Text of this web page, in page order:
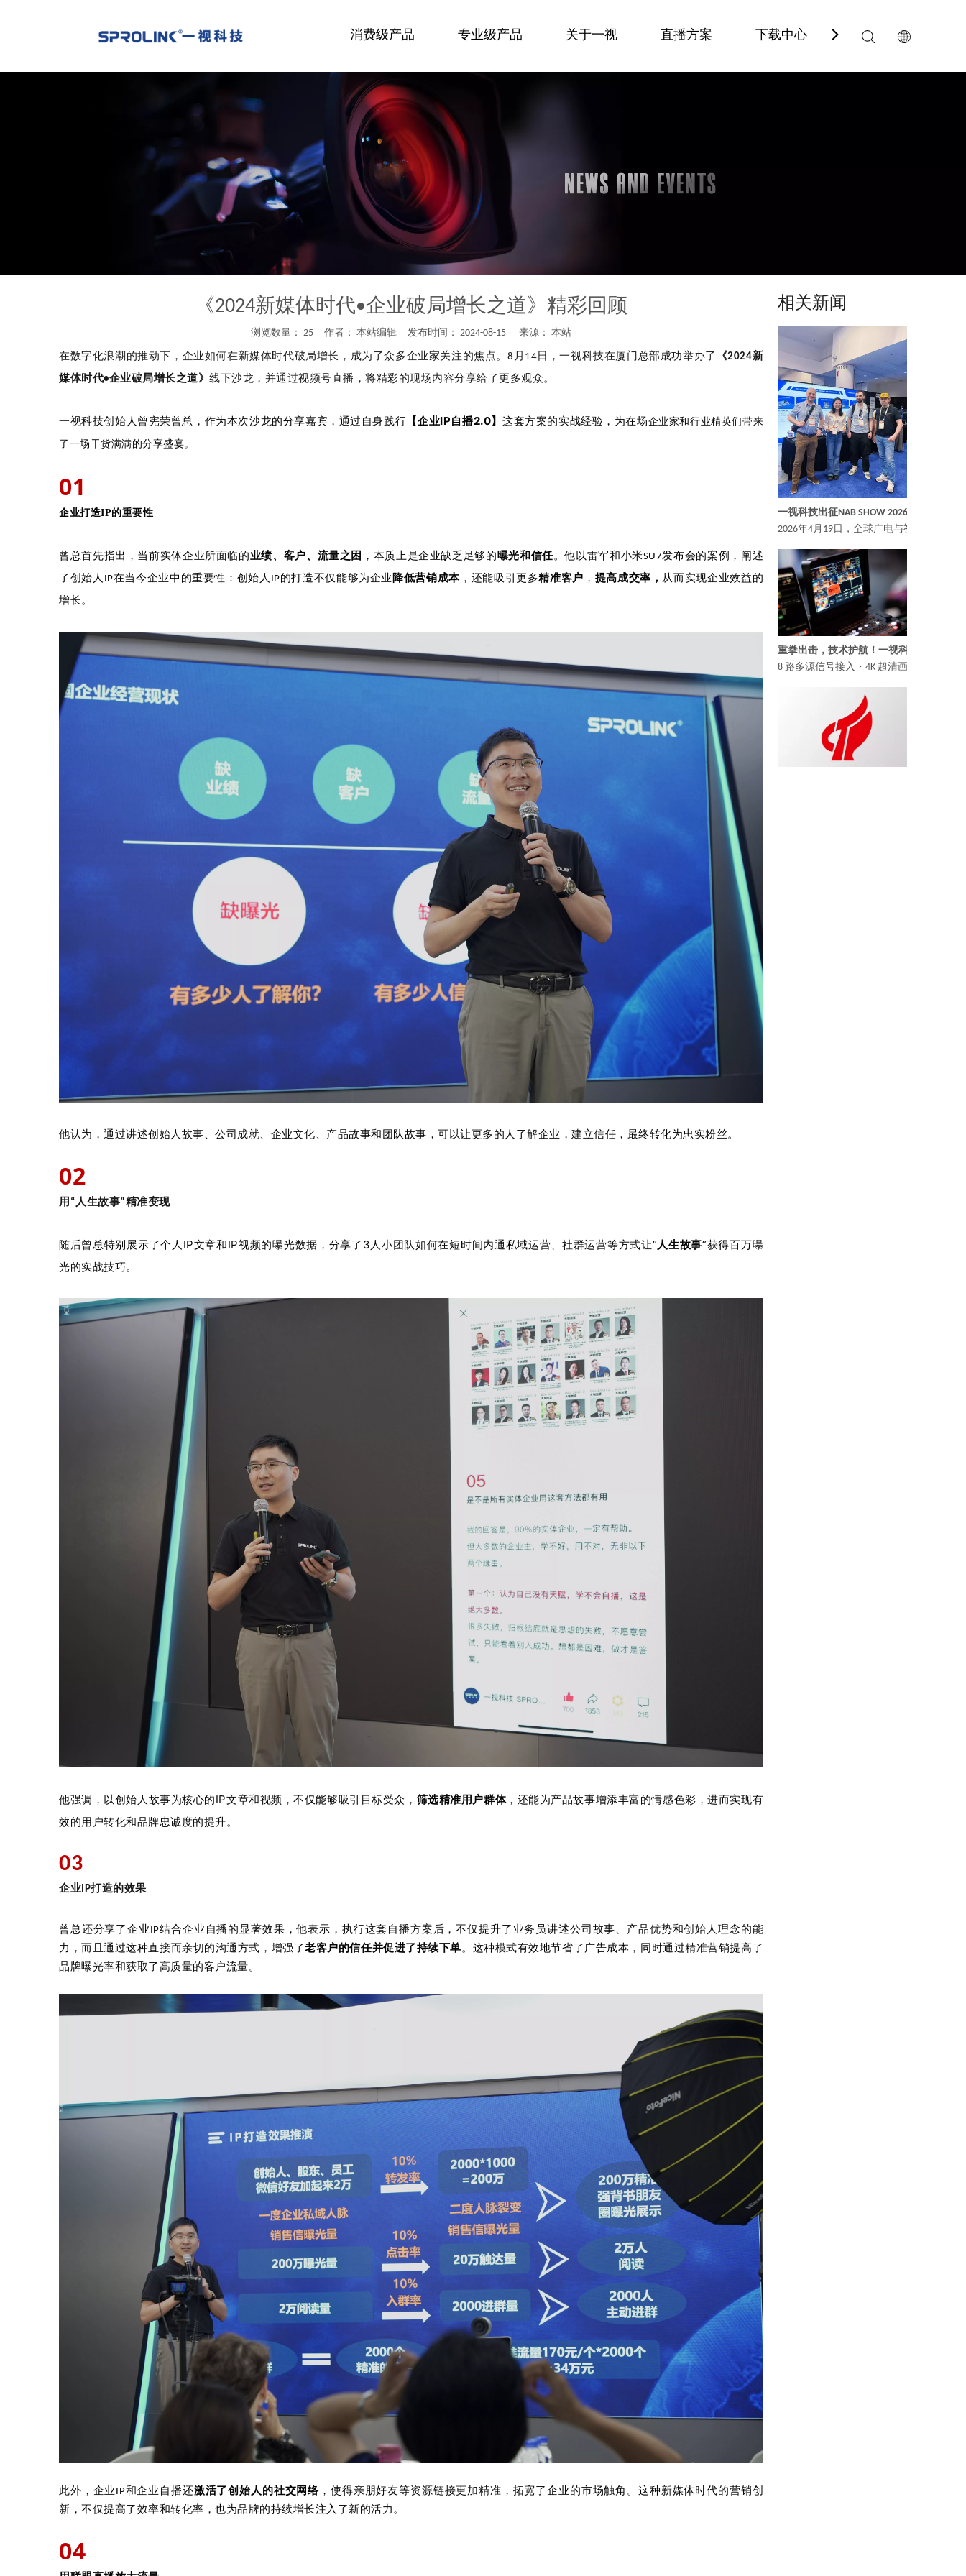
消费级产品 专业级产品 关于一视 直播方案 下载中心 服务与支持
《2024新媒体时代•企业破局增长之道》精彩回顾
浏览数量： 25 作者： 本站编辑 发布时间： 2024-08-15 来源： 本站
在数字化浪潮的推动下，企业如何在新媒体时代破局增长，成为了众多企业家关注的焦点。8月14日，一视科技在厦门总部成功举办了 《2024新
媒体时代•企业破局增长之道》 线下沙龙，并通过视频号直播，将精彩的现场内容分享给了更多观众。
一视科技创始人曾宪荣曾总，作为本次沙龙的分享嘉宾，通过自身践行 【企业IP自播2.0】 这套方案的实战经验，为在场企业家和行业精英们带来
了一场干货满满的分享盛宴。
01
企业打造IP的重要性
曾总首先指出， 当前实体企业所面临的 业绩、客户、流量之困 ，本质上是企业缺乏足够的 曝光和信任。他以雷军和小米SU7发布会的案例，阐述
了创始人IP在当今企业中的重要性：创始人IP的打造不仅能够为企业 降低营销成本，还能吸引更多精准客户 ， 提高成交率， 从而实现企业效益的
增长。
他认为，通过讲述创始人故事、公司成就、企业文化、产品故事和团队故事，可以让更多的人了解企业，建立信任，最终转化为忠实粉丝。
02
用“ 人生故事”精准变现
随后曾总特别展示了个人IP文章和IP视频的曝光数据，分享了3人小团队如何在短时间内通私域运营、社群运营等方式让“人生故事”获得百万曝
光的实战技巧。
他强调，以创始人故事为核心的IP文章和视频，不仅能够吸引目标受众， 筛选精准用户群体，还能为产品故事增添丰富的情感色彩，进而实现有
效的用户转化和品牌忠诚度的提升。
03
企业IP打造的效果
曾总还分享了企业IP结合企业自播的显著效果，他表示，执行这套自播方案后，不仅提升了业务员讲述公司故事、产品优势和创始人理念的能
力，而且通过这种直接而亲切的沟通方式，增强了老客户的信任并促进了持续下单。这种模式有效地节省了广告成本，同时通过精准营销提高了
品牌曝光率和获取了高质量的客户流量。
此外，企业IP和企业自播还激活了创始人的社交网络 ，使得亲朋好友等资源链接更加精准，拓宽了企业的市场触角。这种新媒体时代的营销创
新，不仅提高了效率和转化率，也为品牌的持续增长注入了新的活力。
04
相关新闻
2026年4月19日，全球广电与视听行业的
8 路多源信号接入・4K 超清画质・低延